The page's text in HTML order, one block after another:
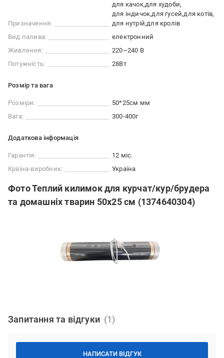
Призначення:
для качок для худоби
для індичок для гусей для котів
для нутрій для кролів
Вид палива:
електронний
Живлення:
220~240 В
Потужність:
28Вт
Розмір та вага
Розміри:
50*25см мм
Вага:
300-400г
Додаткова інформація
Гарантія:
12 міс.
Країна-виробник:
Україна
Фото Теплий килимок для курчат/кур/брудера
та домашніх тварин 50х25 см (1374640304)
Запитання та відгуки
НАПИСАТИ ВІДГУК